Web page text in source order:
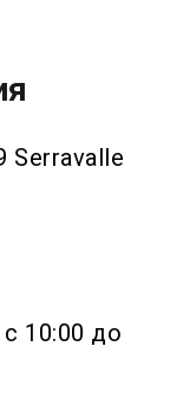
Serravalle
10:00 до